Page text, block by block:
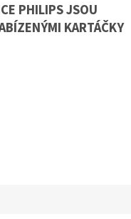
PHILIPS JSOU
KARTÁČKY